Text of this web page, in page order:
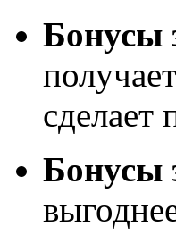
Бонусы
сделает
Бонусы